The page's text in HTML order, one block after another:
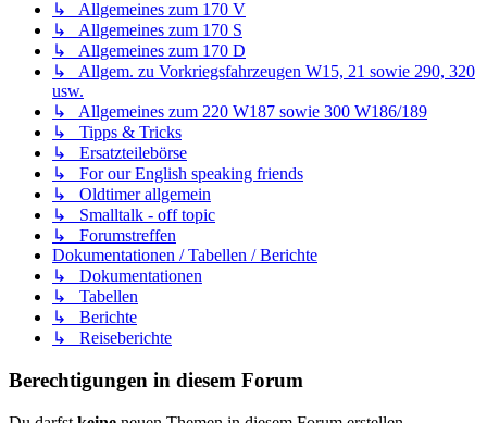
↳ Allgemeines zum 170 V
↳ Allgemeines zum 170 S
↳ Allgemeines zum 170 D
↳ Allgem. zu Vorkriegsfahrzeugen W15, 21 sowie 290, 320
usw.
↳ Allgemeines zum 220 W187 sowie 300 W186/189
↳ Tipps & Tricks
↳ Ersatzteilebörse
↳ For our English speaking friends
↳ Oldtimer allgemein
↳ Smalltalk - off topic
↳ Forumstreffen
Dokumentationen / Tabellen / Berichte
↳ Dokumentationen
↳ Tabellen
↳ Berichte
↳ Reiseberichte
Berechtigungen in diesem Forum